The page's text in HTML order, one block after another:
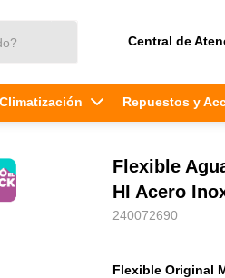
Central de
Repuestos y
Flexible
HI Acero
240072690
Flexible Original